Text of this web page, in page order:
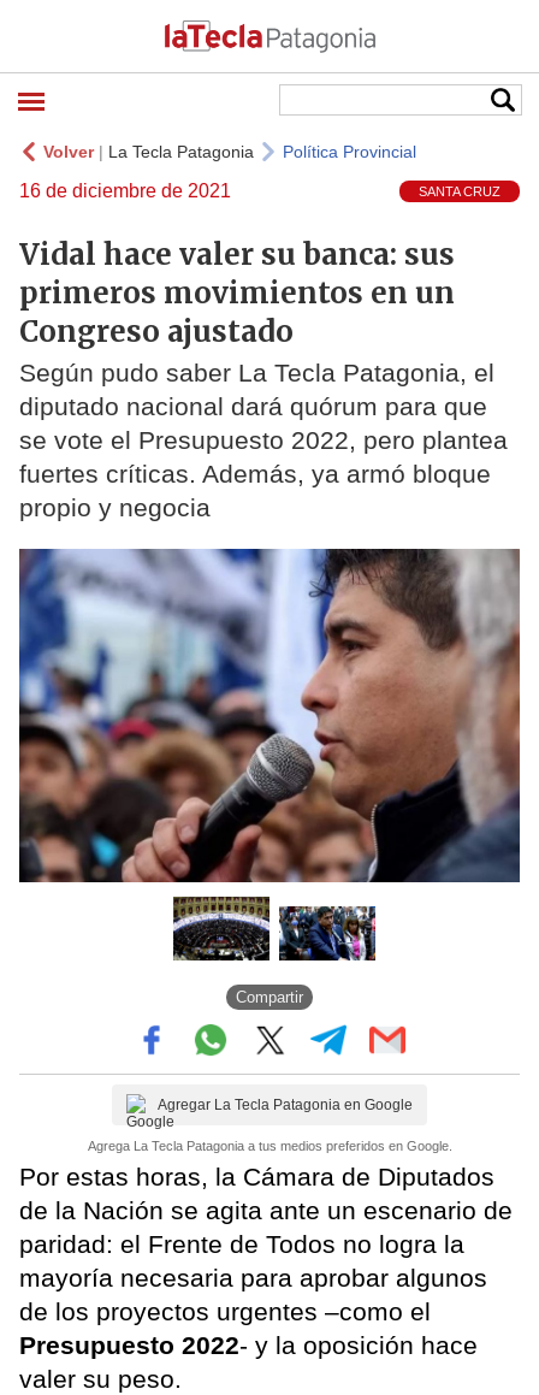
Volver| La Tecla Patagonia Política Provincial
16 de diciembre de 2021 SANTA CRUZ
Vidal hace valer su banca: sus
primeros movimientos en un
Congreso ajustado
Según pudo saber La Tecla Patagonia, el
diputado nacional dará quórum para que
se vote el Presupuesto 2022, pero plantea
fuertes críticas. Además, ya armó bloque
propio y negocia
Compartir
Agregar La Tecla Patagonia en Google
Agrega La Tecla Patagonia a tus medios preferidos en Google.
Por estas horas, la Cámara de Diputados
de la Nación se agita ante un escenario de
paridad: el Frente de Todos no logra la
mayoría necesaria para aprobar algunos
de los proyectos urgentes –como el
Presupuesto 2022- y la oposición hace
valer su peso.